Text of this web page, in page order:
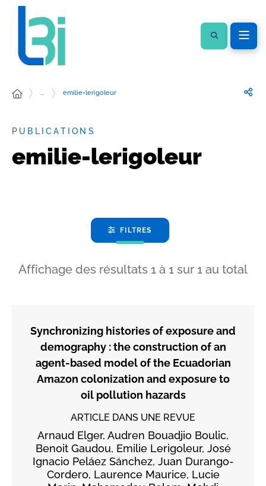
… emilie-lerigoleur
PUBLICATIONS
emilie-lerigoleur
FILTRES
Affichage des résultats 1 à 1 sur 1 au total
Synchronizing histories of exposure and
demography : the construction of an
agent-based model of the Ecuadorian
Amazon colonization and exposure to
oil pollution hazards
ARTICLE DANS UNE REVUE
Arnaud Elger, Audren Bouadjio Boulic,
Benoit Gaudou, Emilie Lerigoleur, José
Ignacio Peláez Sánchez, Juan Durango-
Cordero, Laurence Maurice, Lucie